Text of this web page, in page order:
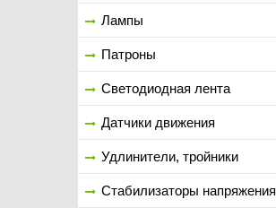
Лампы
Патроны
Светодиодная лента
Датчики движения
Удлинители, тройники
Стабилизаторы напряжения